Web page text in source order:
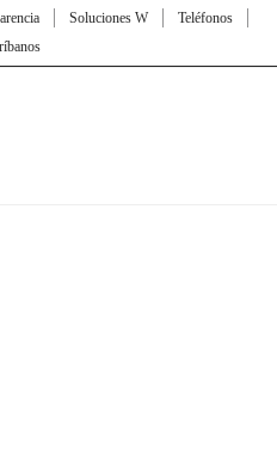
Soluciones W
Teléfonos